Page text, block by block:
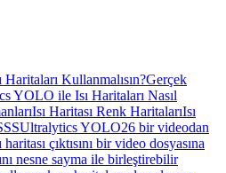
Kullanmalısın?Gerçek
YOLO ile Isı Haritaları Nasıl
Isı Haritası Renk HaritalarıIsı
Ultralytics YOLO26 bir videodan
haritası çıktısını bir video dosyasına
nesne sayma ile birleştirebilir